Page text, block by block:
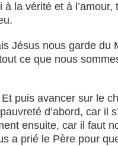
la vérité et à
Jésus nous garde du
ce que nous
puis avancer sur le
d’abord, car il
ensuite, car il faut
a prié le Père pour